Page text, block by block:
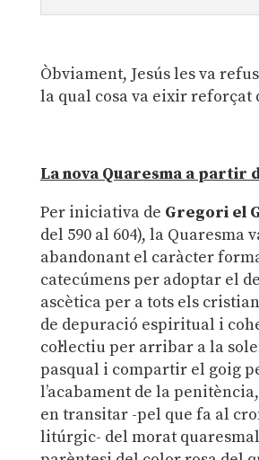
Òbviament, Jesús les va
la qual cosa va eixir reforçat
La nova Quaresma a partir
Per iniciativa de Gregori el
del 590 al 604), la Quaresma
abandonant el caràcter
catecúmens per adoptar el
ascètica per a tots els
de depuració espiritual i
col·lectiu per arribar a la
pasqual i compartir el goig
l’acabament de la
en transitar -pel que fa al
litúrgic- del morat